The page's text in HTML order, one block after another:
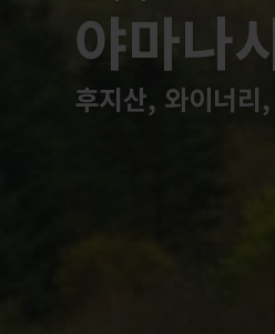
야마나
후지산, 와이너리,